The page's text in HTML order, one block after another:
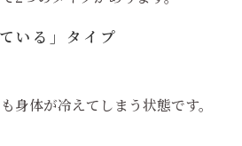
いる」タイプ
身体が冷えてしまう状態です。